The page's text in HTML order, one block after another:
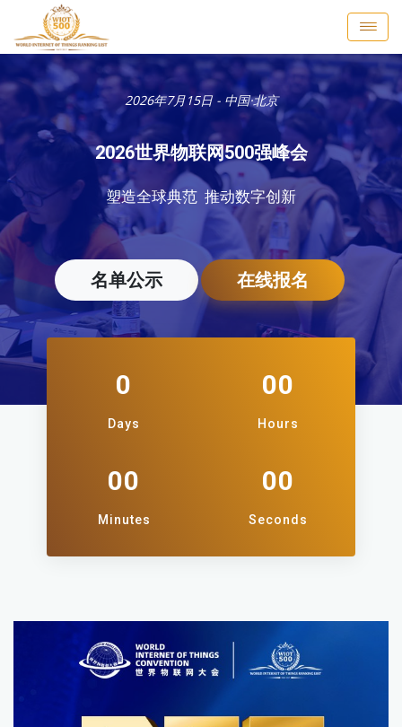
2026年7月15日 - 中国·北京
2026世界物联网500强峰会
塑造全球典范 推动数字创新
名单公示 在线报名
0
Days
00
Hours
00
Minutes
00
Seconds